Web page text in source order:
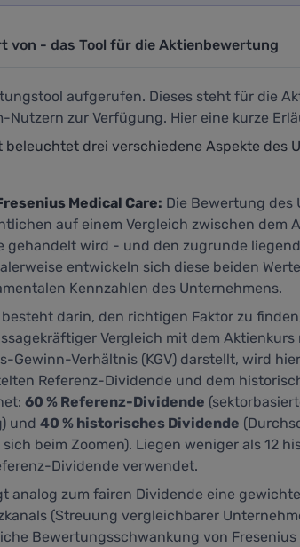
Der Bewertungschart von - das Tool für die Aktienbewertung
aufgerufen. Dieses steht für die
Nutzern zur Verfügung. Hier eine kurze
drei verschiedene Aspekte des
Medical Care: Die Bewertung des
auf einem Vergleich zwischen dem
gehandelt wird - und den zugrunde
entwickeln sich diese beiden
Kennzahlen des Unternehmens.
darin, den richtigen Faktor zu
Vergleich mit dem Aktienkurs
Gewinn-Verhältnis (KGV) darstellt, wird
Referenz-Dividende und dem
60 % Referenz-Dividende
und 40 % historisches Dividende
beim Zoomen). Liegen weniger als 12
Dividende verwendet.
analog zum fairen Dividende eine
(Streuung vergleichbarer
Bewertungsschwankung von